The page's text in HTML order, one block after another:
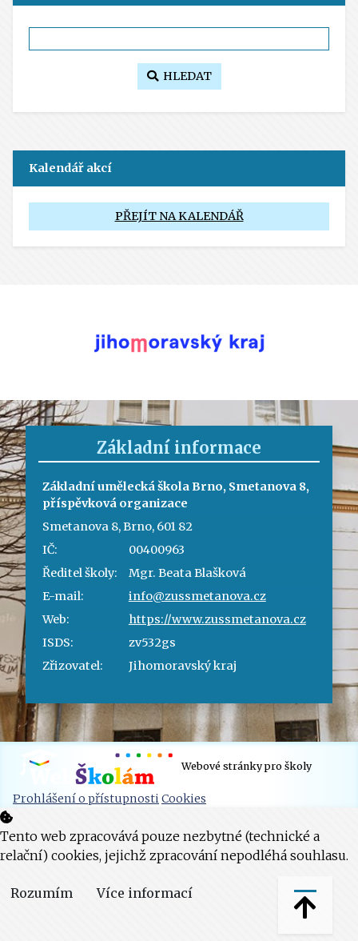
HLEDAT
Kalendář akcí
PŘEJÍT NA KALENDÁŘ
Základní informace
Základní umělecká škola Brno, Smetanova 8,
příspěvková organizace
Smetanova 8, Brno, 601 82
IČ:
00400963
Ředitel školy:
Mgr. Beata Blašková
E-mail:
info@zussmetanova.cz
Web:
https://www.zussmetanova.cz
ISDS:
zv532gs
Zřizovatel:
Jihomoravský kraj
Webové stránky pro školy
Prohlášení o přístupnostiCookies
Tento web zpracovává pouze nezbytné (technické a
relační) cookies, jejichž zpracování nepodléhá souhlasu.
Rozumím Více informací